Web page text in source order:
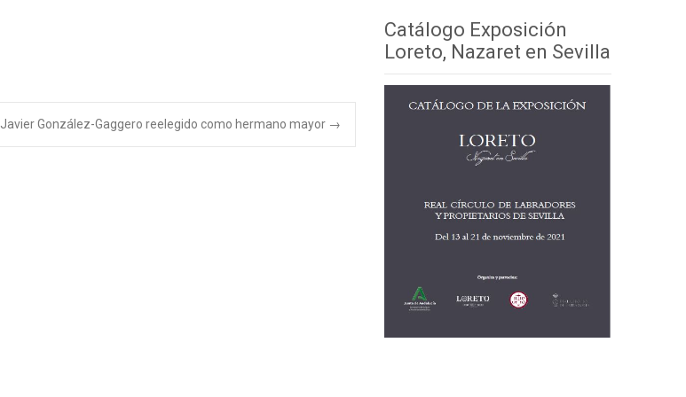
Javier González-Gaggero reelegido como hermano mayor →
Catálogo Exposición
Loreto, Nazaret en Sevilla